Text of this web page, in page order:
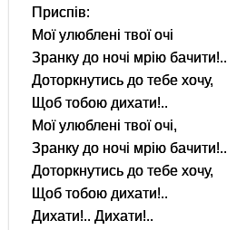
Приспів:
Мої улюблені твої очі
Зранку до ночі мрію бачити!..
Доторкнутись до тебе хочу,
Щоб тобою дихати!..
Мої улюблені твої очі,
Зранку до ночі мрію бачити!..
Доторкнутись до тебе хочу,
Щоб тобою дихати!..
Дихати!.. Дихати!..